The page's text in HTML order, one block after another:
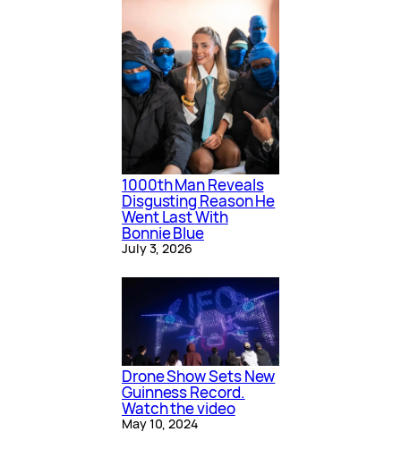
1000th Man Reveals
Disgusting Reason He
Went Last With
Bonnie Blue
July 3, 2026
Drone Show Sets New
Guinness Record.
Watch the video
May 10, 2024